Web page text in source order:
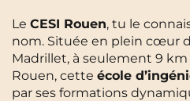
Annemasse
Aulnoy-Lez-Valenciennes
Bezons NEW!
Qui sommes-
Blog
Le CESI Rouen, tu le
nom. Située en plein cœur
Madrillet, à seulement 9
Rouen, cette école
par ses formations